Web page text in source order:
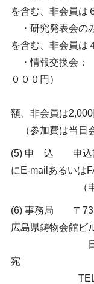
を含む、非会員は
・研究発表会
を含む、非会員は
・情報交換
０００円）
＊いず
額、非会員は2,000
（参加費は当日
(5) 申 込 申込書
にE-mailあるいは
（申込期
(6) 事務局 〒
広島県鋳物会館ビ
日本鋳造工
宛
TEL（082